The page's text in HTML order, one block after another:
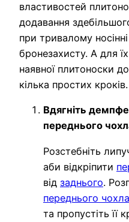
властивостей
додавання
при тривалому
бронезахисту. А для
наявної плитоноски
кілька простих кроків.
Вдягніть
переднього
Розстебніть
аби відкріпити
від заднього.
переднього
та пропустіть її